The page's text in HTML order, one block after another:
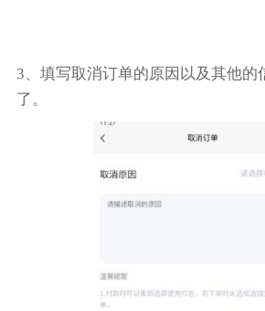
3、填写取消订单的原因以及其他的
了。